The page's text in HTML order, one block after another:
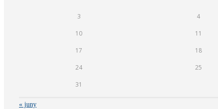
3 4
10 11
17 18
24 25
31
« juny